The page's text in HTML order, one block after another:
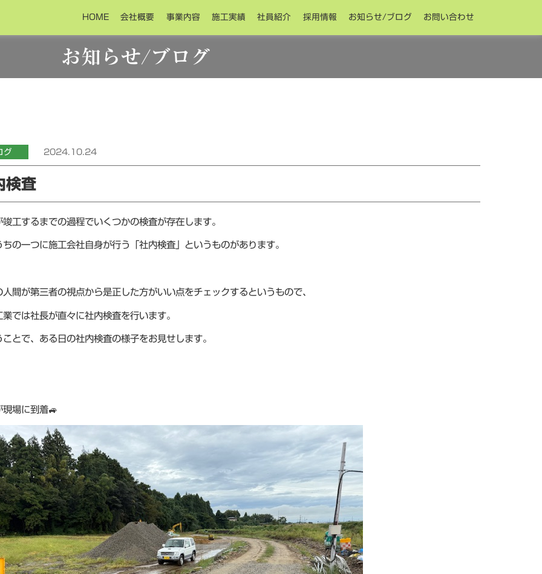
HOME 会社概要 事業内容 施工実績 社員紹介 採用情報 お知らせ/ブログ お問い合わせ
お知らせ/ブログ
グ 2024.10.24
検査
竣工するまでの過程でいくつかの検査が存在します。
ちの一つに施工会社自身が行う「社内検査」というものがあります。
人間が第三者の視点から是正した方がいい点をチェックするというもので、
業では社長が直々に社内検査を行います。
ことで、ある日の社内検査の様子をお見せします。
現場に到着🚙